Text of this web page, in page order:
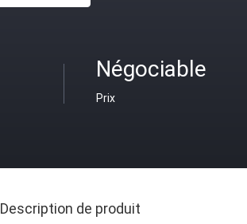
Négociable
Prix
Description de produit